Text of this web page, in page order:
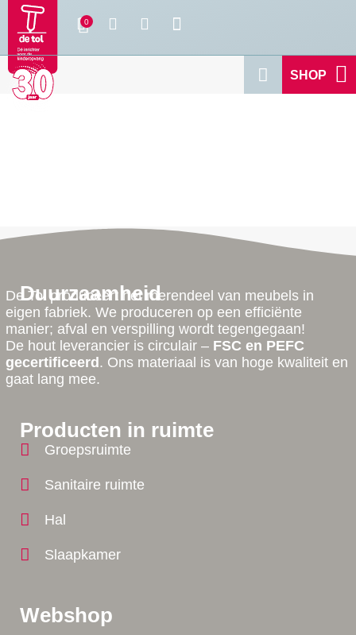
SHOP
Webshop
Producten in ruimte
Groepsruimte
Sanitaire ruimte
Hal
Slaapkamer
Duurzaamheid
De Tol produceert het merendeel van meubels in
eigen fabriek. We produceren op een efficiënte
manier; afval en verspilling wordt tegengegaan!
De hout leverancier is circulair – FSC en PEFC
gecertificeerd . Ons materiaal is van hoge kwaliteit en
gaat lang mee.